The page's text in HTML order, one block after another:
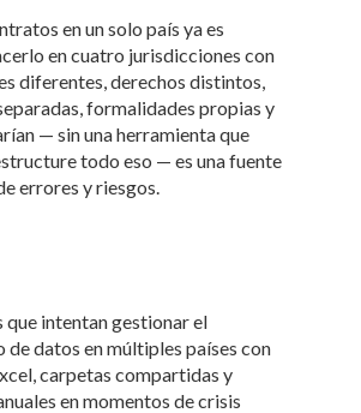
en un solo país ya es
en cuatro jurisdicciones con
diferentes, derechos distintos,
formalidades propias y
— sin una herramienta que
todo eso — es una fuente
errores y riesgos.
que intentan gestionar el
de datos en múltiples países con
carpetas compartidas y
en momentos de crisis